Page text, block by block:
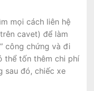
mọi cách liên hệ
cavet) để làm
công chứng và đi
thể tốn thêm chi phí
sau đó, chiếc xe